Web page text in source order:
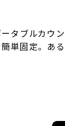
タブルカウ
単固定。あ